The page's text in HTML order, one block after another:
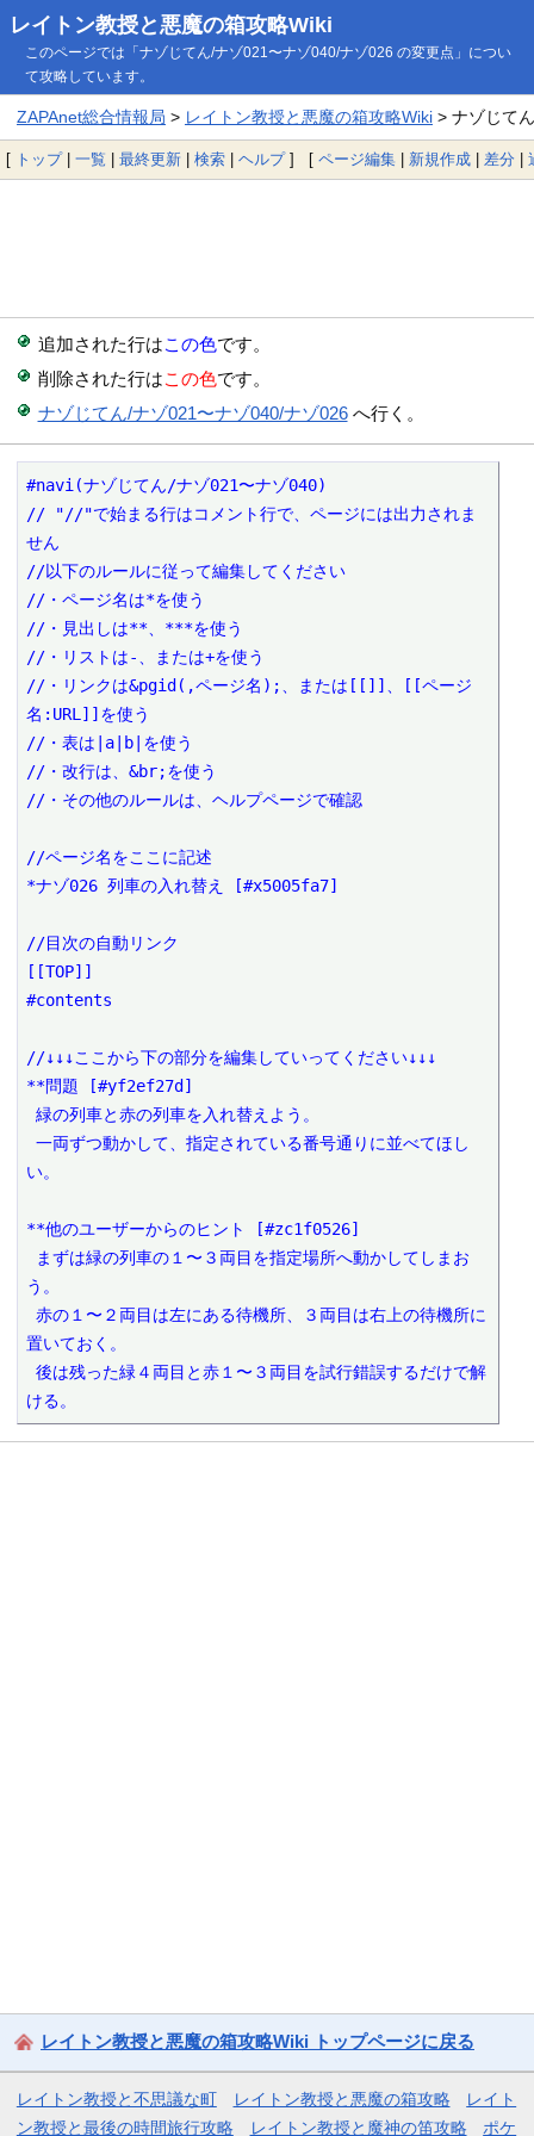
レイトン教授と悪魔の箱攻略Wiki
このページでは「ナゾじてん/ナゾ021〜ナゾ040/ナゾ026 の変更点」につい
て攻略しています。
ZAPAnet総合情報局 > レイトン教授と悪魔の箱攻略Wiki> ナゾじて
[ トップ| 一覧 | 最終更新 | 検索 | ヘルプ] [ ページ編集 | 新規作成 | 差分 |
追加された行はこの色です。
削除された行はこの色です。
ナゾじてん/ナゾ021〜ナゾ040/ナゾ026へ行く。
#navi(ナゾじてん/ナゾ021〜ナゾ040)
// "//"で始まる行はコメント行で、ページには出力されま
せん
//以下のルールに従って編集してください
//・ページ名は*を使う
//・見出しは**、***を使う
//・リストは-、または+を使う
//・リンクは&pgid(,ページ名);、または[[]]、[[ページ
名:URL]]を使う
//・表は|a|b|を使う
//・改行は、&br;を使う
//・その他のルールは、ヘルプページで確認
//ページ名をここに記述
*ナゾ026 列車の入れ替え [#x5005fa7]
//目次の自動リンク
[[TOP]]
#contents
//↓↓↓ここから下の部分を編集していってください↓↓↓
**問題 [#yf2ef27d]
緑の列車と赤の列車を入れ替えよう。
一両ずつ動かして、指定されている番号通りに並べてほし
い。
**他のユーザーからのヒント [#zc1f0526]
う。
赤の１〜２両目は左にある待機所、３両目は右上の待機所に
置いておく。
後は残った緑４両目と赤１〜３両目を試行錯誤するだけで解
ける。
レイトン教授と悪魔の箱攻略Wiki トップページに戻る
レイトン教授と不思議な町 レイトン教授と悪魔の箱攻略
レイト
ン教授と最後の時間旅行攻略
レイトン教授と魔神の笛攻略 ポケ